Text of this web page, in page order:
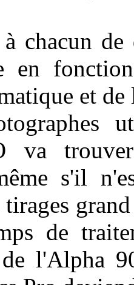
chacun
en
et de
va
s'il
tirages
de
de l'Alpha